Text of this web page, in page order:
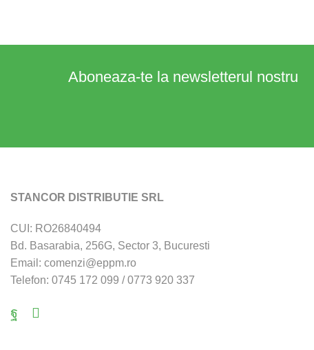
Aboneaza-te la newsletterul nostru
STANCOR DISTRIBUTIE SRL
CUI: RO26840494
Bd. Basarabia, 256G, Sector 3, Bucuresti
Email: comenzi@eppm.ro
Telefon: 0745 172 099 / 0773 920 337
Facebook